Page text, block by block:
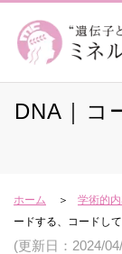
DNA｜コ
ホーム 学術的
ードする、コードし
(更新日：2024/